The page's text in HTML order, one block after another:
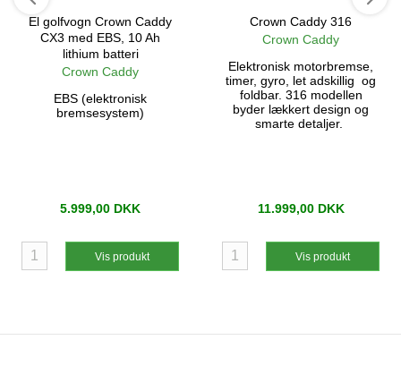
El golfvogn Crown Caddy
CX3 med EBS, 10 Ah
lithium batteri
Crown Caddy
EBS (elektronisk
bremsesystem)
5.999,00 DKK
Vis produkt
Crown Caddy 316
Crown Caddy
Elektronisk motorbremse,
timer, gyro, let adskillig og
foldbar. 316 modellen
byder lækkert design og
smarte detaljer.
11.999,00 DKK
Vis produkt